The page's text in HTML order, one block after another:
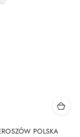
POLSKA